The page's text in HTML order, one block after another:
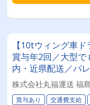
【10tウィング車
賞与年2回／大型
内・近県配送／パ
で負担少なめ◎将来
キャリア設計あり
株式会社丸福運送 福
賞与あり 交通費支給